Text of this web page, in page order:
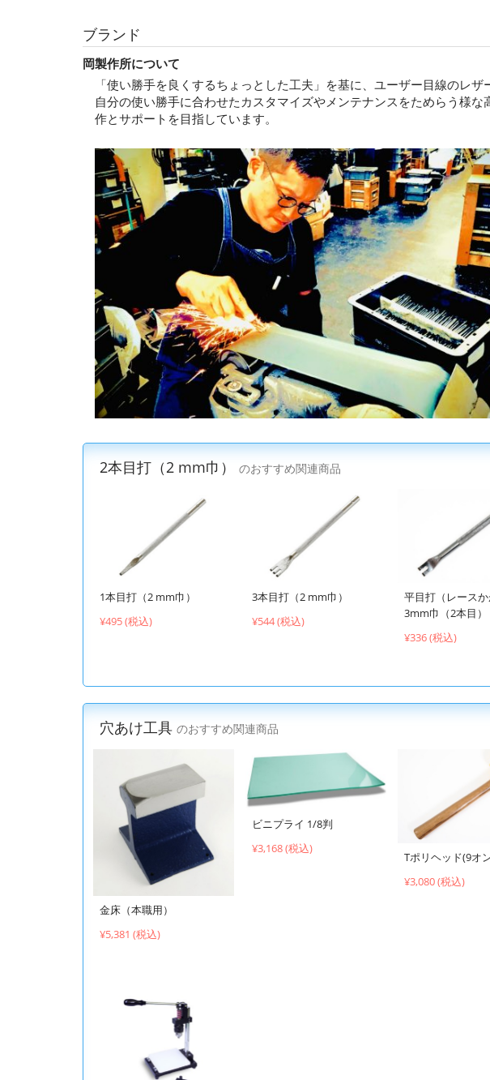
ブランド
岡製作所について
「使い勝手を良くするちょっとした工夫」を基に、ユーザー目線のレ
自分の使い勝手に合わせたカスタマイズやメンテナンスをためらう様
作とサポートを目指しています。
2本目打（2 mm巾） のおすすめ関連商品
1本目打（2 mm巾）
¥495 (税込)
3本目打（2 mm巾）
¥544 (税込)
平目打（レースか
3mm巾（2本目）
¥336 (税込)
穴あけ工具 のおすすめ関連商品
金床（本職用）
¥5,381 (税込)
ビニプライ 1/8判
¥3,168 (税込)
Tポリヘッド(9オ
¥3,080 (税込)